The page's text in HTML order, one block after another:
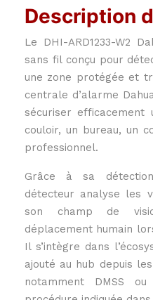
Description
Le DHI-ARD1233-W2
sans fil conçu pour
une zone protégée et
centrale d’alarme
sécuriser efficacement
couloir, un bureau, un
professionnel.
Grâce à sa
détecteur analyse les
son champ de
déplacement humain
Il s’intègre dans
ajouté au hub depuis
notamment DMSS